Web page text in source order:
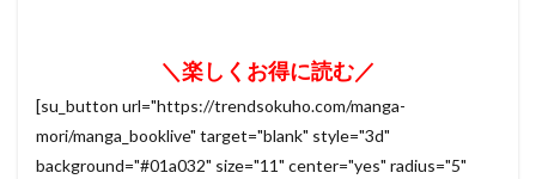
＼楽しくお得に読む／
[su_button url="https://trendsokuho.com/manga-
mori/manga_booklive" target="blank" style="3d"
background="#01a032" size="11" center="yes" radius="5"